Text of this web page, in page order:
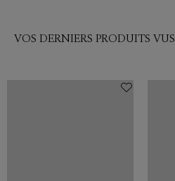
VOS DERNIERS PRODUITS VUS